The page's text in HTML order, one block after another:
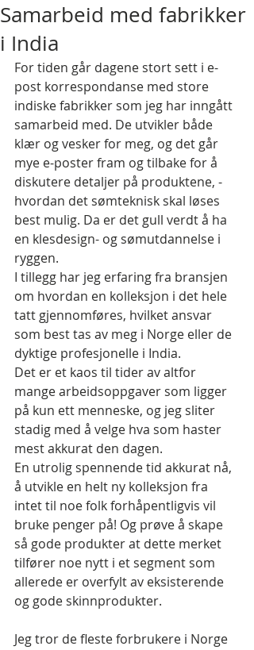
Samarbeid med fabrikker
i India
For tiden går dagene stort sett i e-
post korrespondanse med store
indiske fabrikker som jeg har inngått
samarbeid med. De utvikler både
klær og vesker for meg, og det går
mye e-poster fram og tilbake for å
diskutere detaljer på produktene, -
hvordan det sømteknisk skal løses
best mulig. Da er det gull verdt å ha
en klesdesign- og sømutdannelse i
ryggen.
I tillegg har jeg erfaring fra bransjen
om hvordan en kolleksjon i det hele
tatt gjennomføres, hvilket ansvar
som best tas av meg i Norge eller de
dyktige profesjonelle i India.
Det er et kaos til tider av altfor
mange arbeidsoppgaver som ligger
på kun ett menneske, og jeg sliter
stadig med å velge hva som haster
mest akkurat den dagen.
En utrolig spennende tid akkurat nå,
å utvikle en helt ny kolleksjon fra
intet til noe folk forhåpentligvis vil
bruke penger på! Og prøve å skape
så gode produkter at dette merket
tilfører noe nytt i et segment som
allerede er overfylt av eksisterende
og gode skinnprodukter.
Jeg tror de fleste forbrukere i Norge